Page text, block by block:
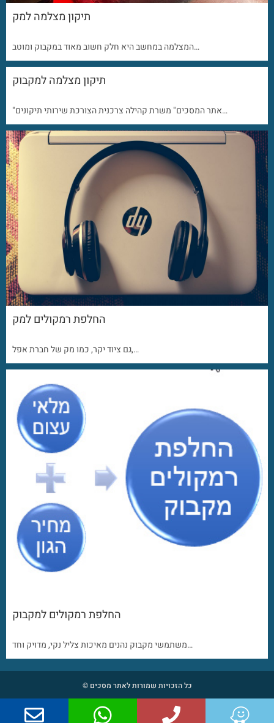
תיקון מצלמה למק
המצלמה במחשב היא חלק חשוב מאוד במקבוק ומוטב…
תיקון מצלמה למקבוק
"אתר המסכים" משרת קהילה צרכנית הצורכת שירותי תיקונים…
החלפת רמקולים למק
גם ציוד יקר, כמו מק של חברת אפל,…
החלפת רמקולים למקבוק
משתמשי מקבוק נהנים מאיכות צליל נקי, מדויק וחד…
כל הזכויות שמורות לאתר מסכים ©